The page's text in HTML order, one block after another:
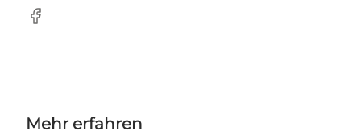
Facebook
Mehr erfahren